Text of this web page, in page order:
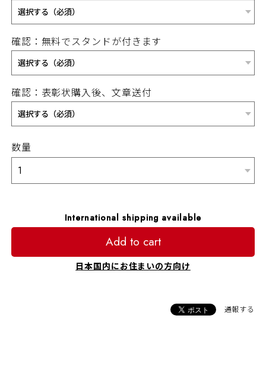
確認：無料でスタンドが付きます
確認：表彰状購入後、文章送付
数量
International shipping available
Add to cart
日本国内にお住まいの方向け
通報する